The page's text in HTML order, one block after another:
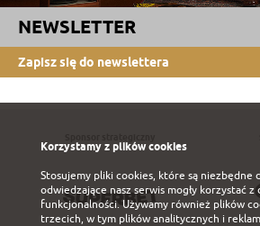
NEWSLETTER
Zapisz się do newslettera
Korzystamy z plików cookies
Stosujemy pliki cookies, które są niezbędne
odwiedzające nasz serwis mogły korzystać z
funkcjonalności. Używamy również plików
trzecich, w tym plików analitycznych i